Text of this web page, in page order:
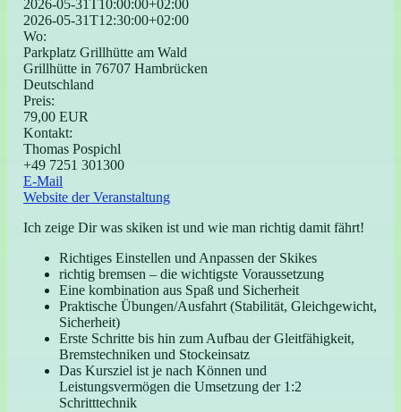
2026-05-31T10:00:00+02:00
2026-05-31T12:30:00+02:00
Wo:
Parkplatz Grillhütte am Wald
Grillhütte in 76707 Hambrücken
Deutschland
Preis:
79,00 EUR
Kontakt:
Thomas Pospichl
+49 7251 301300
E-Mail
Website der Veranstaltung
Ich zeige Dir was skiken ist und wie man richtig damit fährt!
Richtiges Einstellen und Anpassen der Skikes
richtig bremsen – die wichtigste Voraussetzung
Eine kombination aus Spaß und Sicherheit
Praktische Übungen/Ausfahrt (Stabilität, Gleichgewicht,
Sicherheit)
Erste Schritte bis hin zum Aufbau der Gleitfähigkeit,
Bremstechniken und Stockeinsatz
Das Kursziel ist je nach Können und
Leistungsvermögen die Umsetzung der 1:2
Schritttechnik